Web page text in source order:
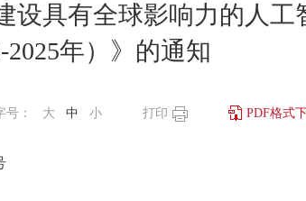
设具有全球影响力的人工
年）》的通知
PDF格式
打印
号： 大 中 小